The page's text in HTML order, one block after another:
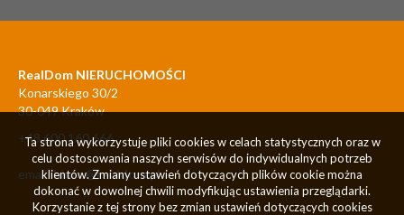
RealDom NIERUCHOMOŚCI
Konarskiego 30/2
30-049 Kraków
+48 600 160 666
email:biuro@realdom.pl
Ta strona wykorzystuje pliki cookies w celach statystycznych oraz w
celu dostosowania naszych serwisów do indywidualnych potrzeb
klientów. Zmiany ustawień dotyczących plików cookie można
dokonać w dowolnej chwili modyfikując ustawienia przeglądarki.
Korzystanie z tej strony bez zmian ustawień dotyczących cookies